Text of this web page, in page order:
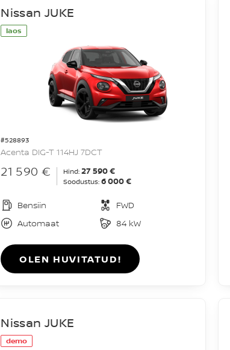
laos
#528893
Nissan JUKE
Acenta DIG-T 114HJ 7DCT
21 590 € Hind: 27 590 €
Soodustus: 6 000 €
Bensiin
FWD
Automaat
84 kW
OLEN HUVITATUD!
demo
Nissan JUKE